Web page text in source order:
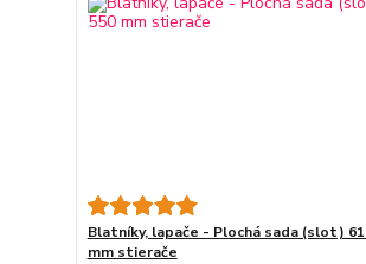
Blatníky, lapače - Plochá sada (slot)
mm stierače